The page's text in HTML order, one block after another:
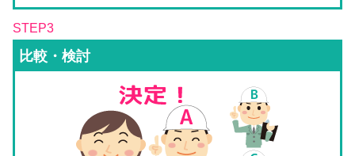
STEP3
比較・検討